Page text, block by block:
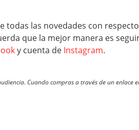
todas las novedades con
que la mejor manera es
y cuenta de Instagram.
Cuando compras a través de un enlace